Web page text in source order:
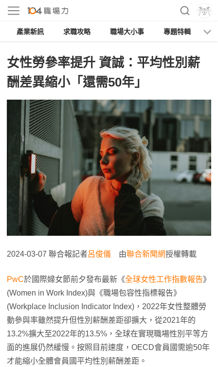
產業新訊 求職攻略 職場大小事 專題特輯
女性勞參率提升 資誠：平均性別薪
酬差異縮小「還需50年」
2024-03-07 聯合報記者呂俊儀 由聯合新聞網授權轉載
PwC於國際婦女節前夕發布最新《全球女性工作指數報告》
(Women in Work Index)與《職場包容性指標報告》
(Workplace Inclusion Indicator Index)，2022年女性整體勞
動參與率雖然提升但性別薪酬差距卻擴大，從2021年的
13.2%擴大至2022年的13.5%，全球在實現職場性別平等方
面的進展仍然緩慢。按照目前速度，OECD會員國需逾50年
才能縮小全體會員國平均性別薪酬差距。